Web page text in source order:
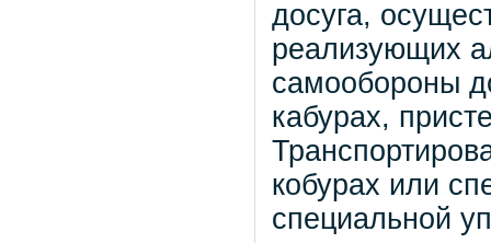
досуга,
реализующих
самообороны
кабурах,
кобурах или
специальной